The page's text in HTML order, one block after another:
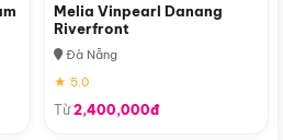
Melia Vinpearl Danang
Riverfront
Đà Nẵng
★ 5.0
Từ2,400,000đ